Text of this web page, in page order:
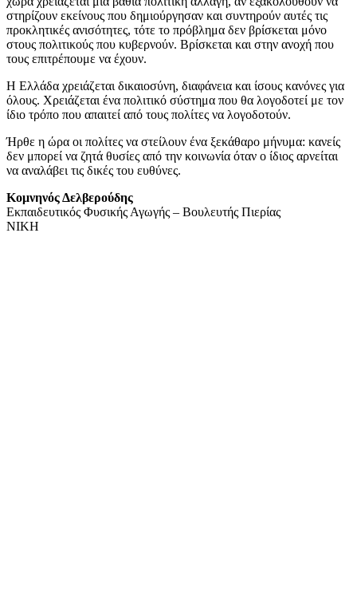
στηρίζουν εκείνους που δημιούργησαν και συντηρούν αυτές τις
προκλητικές ανισότητες, τότε το πρόβλημα δεν βρίσκεται μόνο
στους πολιτικούς που κυβερνούν. Βρίσκεται και στην ανοχή που
τους επιτρέπουμε να έχουν.
Η Ελλάδα χρειάζεται δικαιοσύνη, διαφάνεια και ίσους κανόνες για
όλους. Χρειάζεται ένα πολιτικό σύστημα που θα λογοδοτεί με τον
ίδιο τρόπο που απαιτεί από τους πολίτες να λογοδοτούν.
Ήρθε η ώρα οι πολίτες να στείλουν ένα ξεκάθαρο μήνυμα: κανείς
δεν μπορεί να ζητά θυσίες από την κοινωνία όταν ο ίδιος αρνείται
να αναλάβει τις δικές του ευθύνες.
Κομνηνός Δελβερούδης
Εκπαιδευτικός Φυσικής Αγωγής – Βουλευτής Πιερίας
ΝΙΚΗ